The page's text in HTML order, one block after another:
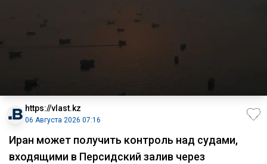
https://vlast.kz
06 Августа 2026 07:16
Иран может получить контроль над судами,
входящими в Персидский залив через